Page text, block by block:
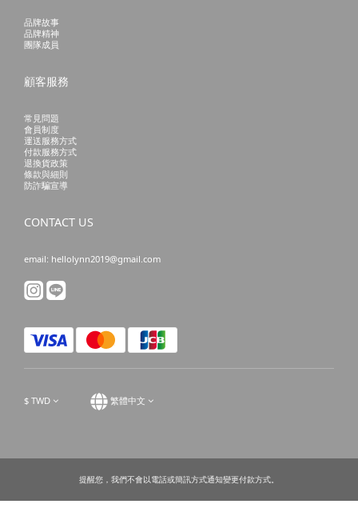
品牌故事
品牌精神
團隊成員
顧客服務
常見問題
會員制度
運送服務方式
付款服務方式
退換貨政策
條款與細則
防詐騙宣導
CONTACT US
email: hellolynn2019@gmail.com
$ TWD 繁體中文
提醒您，我們不會以電話或簡訊方式通知變更付款方式。